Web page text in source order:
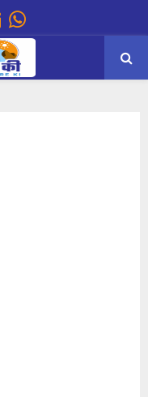
EmailWhatsapp